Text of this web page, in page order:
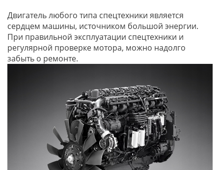
Двигатель любого типа спецтехники является
сердцем машины, источником большой энергии.
При правильной эксплуатации спецтехники и
регулярной проверке мотора, можно надолго
забыть о ремонте.